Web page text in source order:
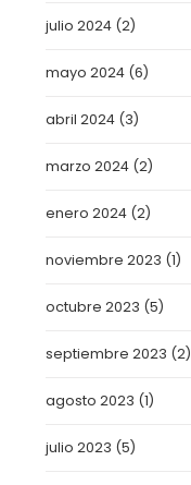
julio 2024 (2)
mayo 2024 (6)
abril 2024 (3)
marzo 2024 (2)
enero 2024 (2)
noviembre 2023 (1)
octubre 2023 (5)
septiembre 2023 (2)
agosto 2023 (1)
julio 2023 (5)